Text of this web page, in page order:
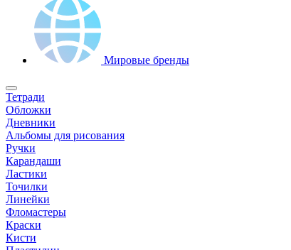
Мировые бренды
Тетради
Обложки
Дневники
Альбомы для рисования
Ручки
Карандаши
Ластики
Точилки
Линейки
Фломастеры
Краски
Кисти